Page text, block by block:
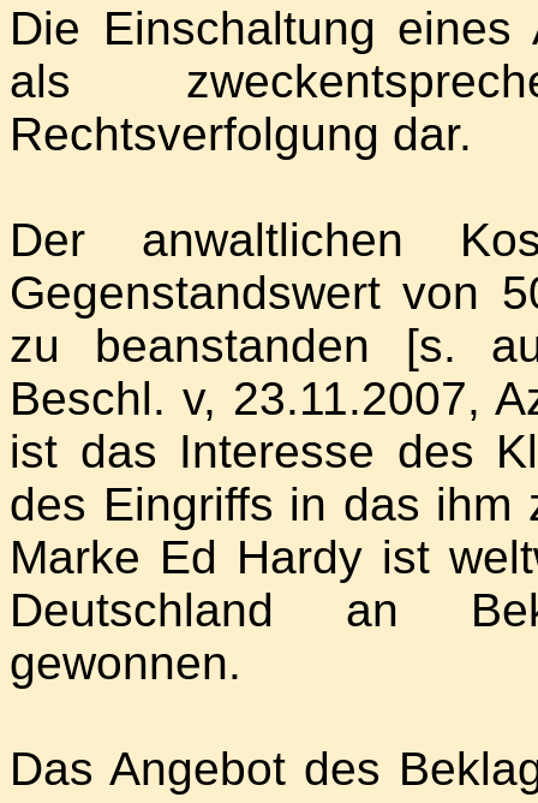
Die Einschaltung
als
Rechtsverfolgung dar.
Der anwaltlichen
Gegenstandswert von
zu beanstanden [s.
Beschl. v, 23.11.2007,
ist das Interesse des
des Eingriffs in das ihm
Marke Ed Hardy ist
Deutschland an
gewonnen.
Das Angebot des